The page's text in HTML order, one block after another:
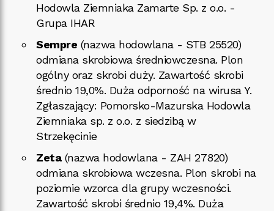
Hodowla Ziemniaka Zamarte Sp. z o.o. -
Grupa IHAR
Sempre (nazwa hodowlana - STB 25520)
odmiana skrobiowa średniowczesna. Plon
ogólny oraz skrobi duży. Zawartość skrobi
średnio 19,0%. Duża odporność na wirusa Y.
Zgłaszający: Pomorsko-Mazurska Hodowla
Ziemniaka sp. z o.o. z siedzibą w
Strzekęcinie
Zeta(nazwa hodowlana - ZAH 27820)
odmiana skrobiowa wczesna. Plon skrobi na
poziomie wzorca dla grupy wczesności.
Zawartość skrobi średnio 19,4%. Duża